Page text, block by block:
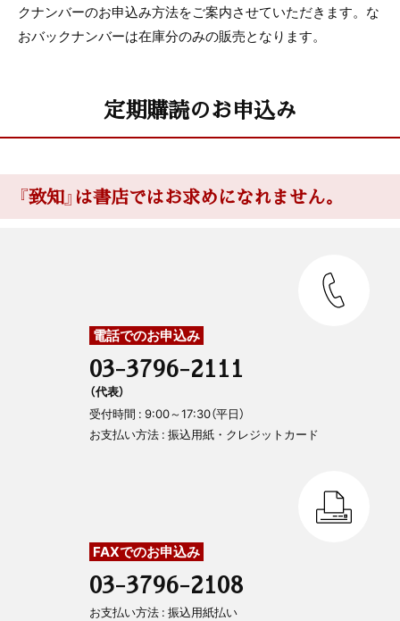
クナンバーのお申込み方法をご案内させていただきます。な
おバックナンバーは在庫分のみの販売となります。
定期購読のお申込み
『致知』は書店ではお求めになれません。
電話でのお申込み
03-3796-2111
（代表）
受付時間 : 9:00～17:30（平日）
お支払い方法 : 振込用紙・クレジットカード
FAXでのお申込み
03-3796-2108
お支払い方法 : 振込用紙払い